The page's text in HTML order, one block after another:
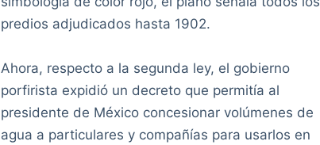
predios adjudicados hasta 1902.
Ahora, respecto a la segunda ley, el gobierno
porfirista expidió un decreto que permitía al
presidente de México concesionar volúmenes de
agua a particulares y compañías para usarlos en